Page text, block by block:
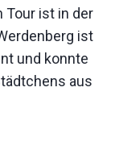
Tour ist in der
ist
und konnte
aus